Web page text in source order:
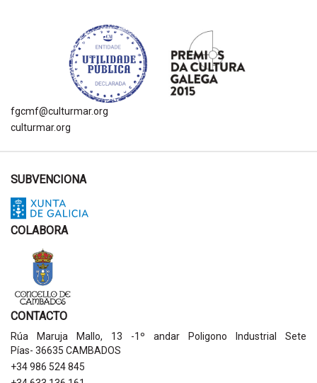
fgcmf@culturmar.org
culturmar.org
SUBVENCIONA
COLABORA
CONTACTO
Rúa Maruja Mallo, 13 -1º andar Poligono Industrial Sete
Pías- 36635 CAMBADOS
+34 986 524 845